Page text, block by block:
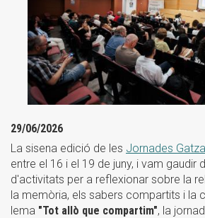
29/06/2026
La sisena edició de les Jornades
entre el 16 i el 19 de juny, i vam gaudir
d'activitats per a reflexionar sobre la
la memòria, els sabers compartits i la
lema "Tot allò que compartim", la